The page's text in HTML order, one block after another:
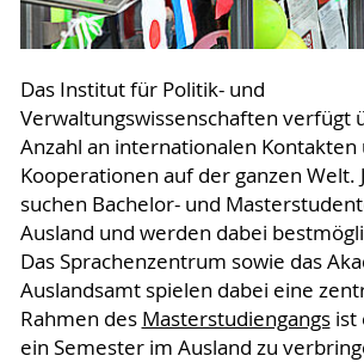
Das Institut für Politik- und
Verwaltungswissenschaften verfügt
Anzahl an internationalen Kontakten
Kooperationen auf der ganzen Welt.
suchen Bachelor- und
Ausland und werden dabei
Das Sprachenzentrum sowie das
Auslandsamt spielen dabei eine
Rahmen des Masterstudiengangsist
ein Semester im Ausland zu